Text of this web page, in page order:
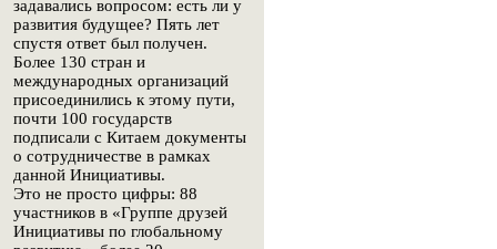
задавались вопросом: есть ли у
развития будущее? Пять лет
спустя ответ был получен.
Более 130 стран и
международных организаций
присоединились к этому пути,
почти 100 государств
подписали с Китаем документы
о сотрудничестве в рамках
данной Инициативы.
Это не просто цифры: 88
участников в «Группе друзей
Инициативы по глобальному